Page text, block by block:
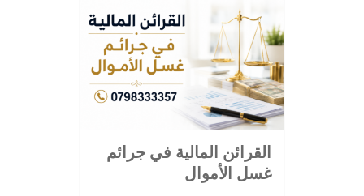
القرائن المالية في جرائم
غسل الأموال